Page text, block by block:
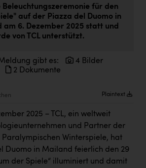
Beleuchtungszeremonie für den
auf der Piazza del Duomo in
am 6. Dezember 2025 statt und
von TCL unterstützt.
gibt es:
4 Bilder
2 Dokumente
Plaintext
2025 – TCL, ein weltweit
und Partner der
Winterspiele, hat
Duomo in Mailand feierlich den 29
der Spiele“ illuminiert und damit